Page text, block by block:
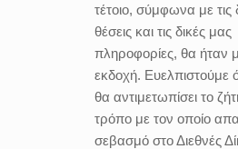
τέτοιο, σύμφωνα με τις
θέσεις και τις δικές μας
πληροφορίες, θα ήταν
εκδοχή. Ευελπιστούμε
θα αντιμετωπίσει το
τρόπο με τον οποίο
σεβασμό στο Διεθνές